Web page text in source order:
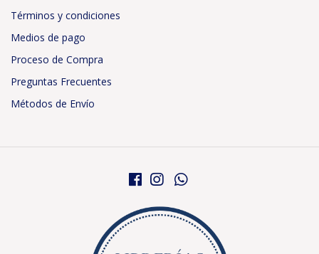
Términos y condiciones
Medios de pago
Proceso de Compra
Preguntas Frecuentes
Métodos de Envío